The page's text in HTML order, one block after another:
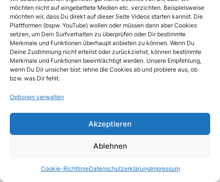
möchten nicht auf eingebettete Medien etc. verzichten. Beispielsweise
möchten wir, dass Du direkt auf dieser Seite Videos starten kannst. Die
Plattformen (bspw. YouTube) wollen oder müssen dann aber Cookies
setzen, um Dein Surfverhalten zu überprüfen oder Dir bestimmte
Merkmale und Funktionen überhaupt anbieten zu können. Wenn Du
Deine Zustimmung nicht erteilst oder zurückziehst, können bestimmte
Merkmale und Funktionen beeinträchtigt werden. Unsere Empfehlung,
wenn Du Dir unsicher bist: lehne die Cookies ab und probiere aus, ob
bzw. was Dir fehlt.
Optionen verwalten
Akzeptieren
Ablehnen
Cookie-RichtlinieDatenschutzerklärungImpressum
Wir freuen uns sehr darauf, Euch in
Calberlah begrüßen zu dürfen!
Bis bald!
Euer Orga-Team des EduCamp
Calberlah
Anmeldung